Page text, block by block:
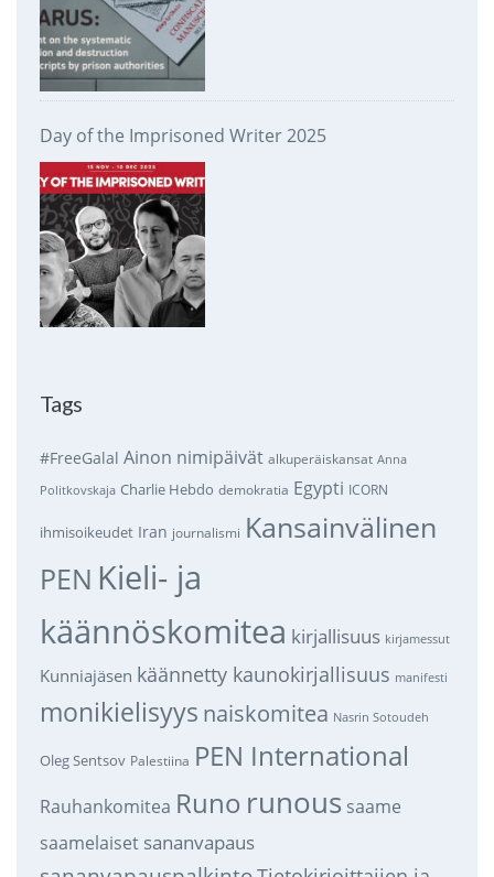
Day of the Imprisoned Writer 2025
Tags
#FreeGalal Ainon nimipäivät alkuperäiskansat Anna
Politkovskaja Charlie Hebdo demokratia Egypti ICORN
ihmisoikeudet Iran journalismi Kansainvälinen
PEN Kieli- ja
käännöskomitea kirjallisuus kirjamessut
Kunniajäsen käännetty kaunokirjallisuus manifesti
monikielisyys naiskomitea Nasrin Sotoudeh
Oleg Sentsov Palestiina PEN International
Rauhankomitea Runo runous saame
saamelaiset sananvapaus